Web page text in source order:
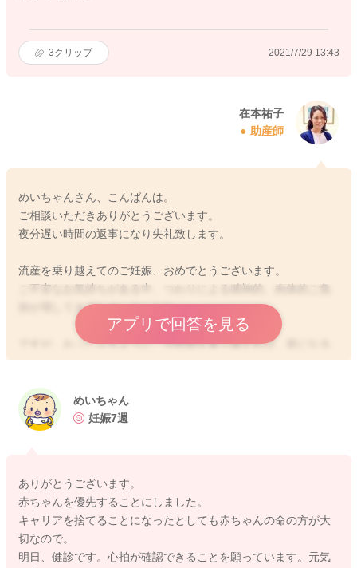
3クリップ 2021/7/29 13:43
在本祐子
助産師
めいちゃんさん、こんばんは。
ご相談いただきありがとうございます。
夜分遅い時間の返事になり失礼致します。
流産を乗り越えてのご妊娠、おめでとうございます。
ご不安なお気持ちがある中、つわりによる精神的、肉体的ご負
担が増してきてしまいましたね。
ですが、おっしゃるように、今時期を乗り越えれば、楽になる
方もたくさんいらっしゃいますよ。
仕事は大事です。
女性のキャリア上昇も社会としては重要ですね。
いますよ。
アプリで回答を見る
2021/7/31 0:22
めいちゃん
妊娠7週
ありがとうございます。
赤ちゃんを優先することにしました。
キャリアを捨てることになったとしても赤ちゃんの命の方が大
切なので。
明日、健診です。心拍が確認できることを願っています。元気